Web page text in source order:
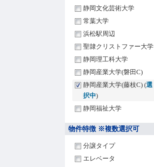
静岡文化芸術大学
常葉大学
浜松駅周辺
聖隷クリストファー大学
静岡理工科大学
静岡産業大学(磐田C)
静岡産業大学(藤枝C) (選
択中)
静岡福祉大学
物件特徴 ※複数選択可
分譲タイプ
エレベータ